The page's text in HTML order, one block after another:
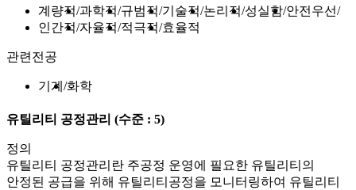
계량적 과학적 규범적 기술적 논리적 성실함 안전우선
인간적 자율적 적극적 효율적
관련전공
기계 화학
유틸리티 공정관리 (수준 : 5)
정의
유틸리티 공정관리란 주공정 운영에 필요한 유틸리티의
안정된 공급을 위해 유틸리티공정을 모니터링하여 유틸리티